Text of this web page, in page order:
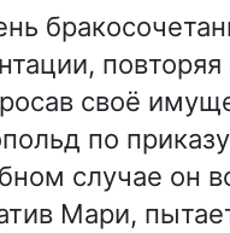
своё
по
случае он
Мари,